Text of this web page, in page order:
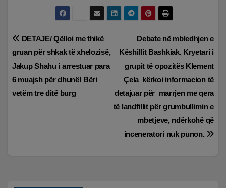
Lëvizje
te
postimet
Debate në mbledhjen e
Këshillit Bashkiak. Kryetari i
grupit të opozitës Klement
Çela kërkoi informacion të
detajuar për marrjen me qera
të landfillit për grumbullimin e
mbetjeve, ndërkohë që
inceneratori nuk punon.
DETAJE/ Qëlloi me thikë
gruan për shkak të xhelozisë,
Jakup Shahu i arrestuar para
6 muajsh për dhunë! Bëri
vetëm tre ditë burg